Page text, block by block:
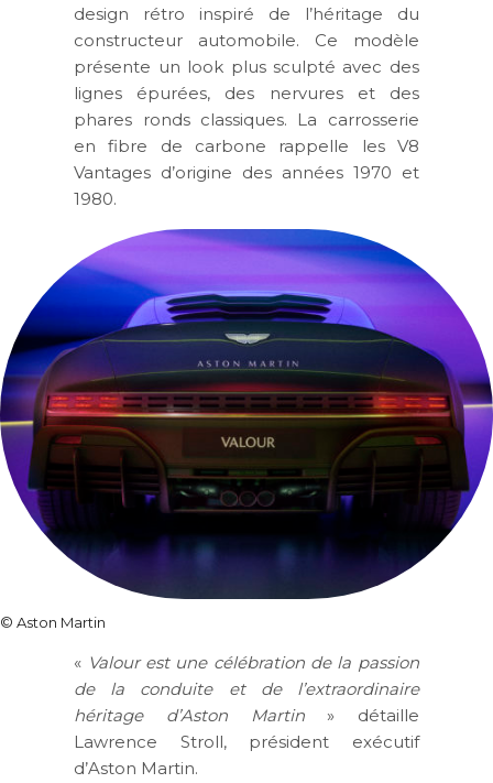
design rétro inspiré de l’héritage du
constructeur automobile. Ce modèle
présente un look plus sculpté avec des
lignes épurées, des nervures et des
phares ronds classiques. La carrosserie
en fibre de carbone rappelle les V8
Vantages d’origine des années 1970 et
1980.
© Aston Martin
« Valour est une célébration de la passion
de la conduite et de l’extraordinaire
héritage d’Aston Martin» détaille
Lawrence Stroll, président exécutif
d’Aston Martin.